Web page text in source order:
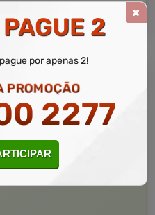
2
por apenas 2!
PROMOÇÃO
2277